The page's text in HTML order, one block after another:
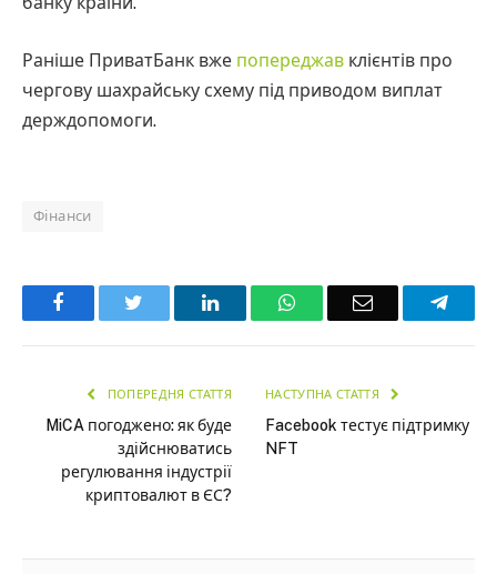
Раніше ПриватБанк вже попереджав клієнтів про
чергову шахрайську схему під приводом виплат
держдопомоги.
Фінанси
Facebook LinkedInWhatsAppEmail
ПОПЕРЕДНЯ СТАТТЯ
MiCA погоджено: як буде
здійснюватись
регулювання індустрії
криптовалют в ЄС?
НАСТУПНА СТАТТЯ
Facebook тестує підтримку
NFT